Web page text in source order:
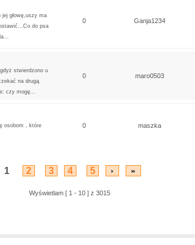
głowę,uszy ma
do psa
0 Ganja1234
stwierdzono u
na drugą
czy mogę...
0 maro0503
osobom , które
0 maszka
1 2 3 4 5
Wyświetlam [ 1 - 10 ] z 3015